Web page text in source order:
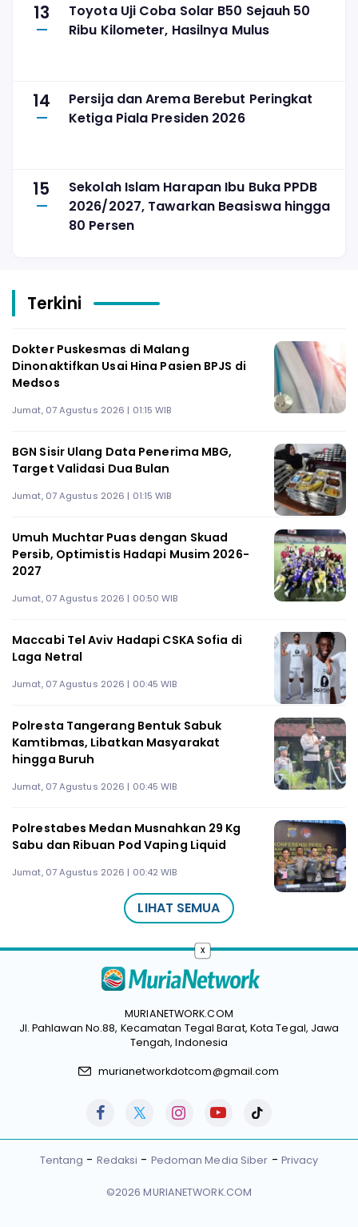
13
Toyota Uji Coba Solar B50 Sejauh 50
Ribu Kilometer, Hasilnya Mulus
14
Persija dan Arema Berebut Peringkat
Ketiga Piala Presiden 2026
15
Sekolah Islam Harapan Ibu Buka PPDB
2026/2027, Tawarkan Beasiswa hingga
80 Persen
Terkini
Dokter Puskesmas di Malang
Dinonaktifkan Usai Hina Pasien BPJS di
Medsos
Jumat, 07 Agustus 2026 | 01:15 WIB
BGN Sisir Ulang Data Penerima MBG,
Target Validasi Dua Bulan
Jumat, 07 Agustus 2026 | 01:15 WIB
Umuh Muchtar Puas dengan Skuad
Persib, Optimistis Hadapi Musim 2026-
2027
Jumat, 07 Agustus 2026 | 00:50 WIB
Maccabi Tel Aviv Hadapi CSKA Sofia di
Laga Netral
Jumat, 07 Agustus 2026 | 00:45 WIB
Polresta Tangerang Bentuk Sabuk
Kamtibmas, Libatkan Masyarakat
hingga Buruh
Jumat, 07 Agustus 2026 | 00:45 WIB
Polrestabes Medan Musnahkan 29 Kg
Sabu dan Ribuan Pod Vaping Liquid
Jumat, 07 Agustus 2026 | 00:42 WIB
LIHAT SEMUA
MURIANETWORK.COM
Jl. Pahlawan No.88, Kecamatan Tegal Barat, Kota Tegal, Jawa
Tengah, Indonesia
murianetworkdotcom@gmail.com
Tentang Redaksi Pedoman Media Siber Privacy
©2026 MURIANETWORK.COM
x